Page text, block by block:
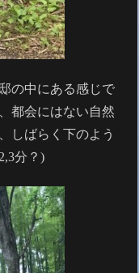
の中にある感じで
都会にはない自然
しばらく下のよう
分？)